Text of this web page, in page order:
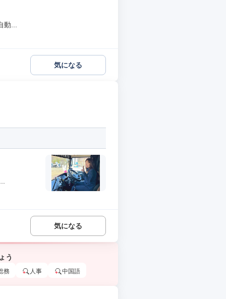
...
気になる
気になる
う
務 人事 中国語